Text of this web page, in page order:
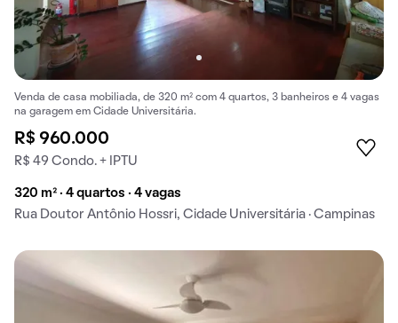
Venda de casa mobiliada, de 320 m² com 4 quartos, 3 banheiros e 4 vagas
na garagem em Cidade Universitária.
R$ 960.000
R$ 49 Condo. + IPTU
320 m² · 4 quartos · 4 vagas
Rua Doutor Antônio Hossri, Cidade Universitária · Campinas